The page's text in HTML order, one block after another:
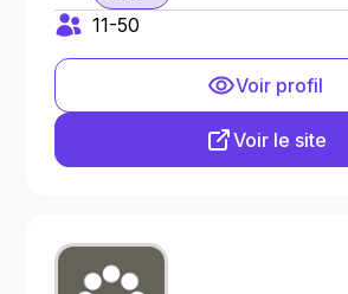
11-50
Voir profil
Voir le site